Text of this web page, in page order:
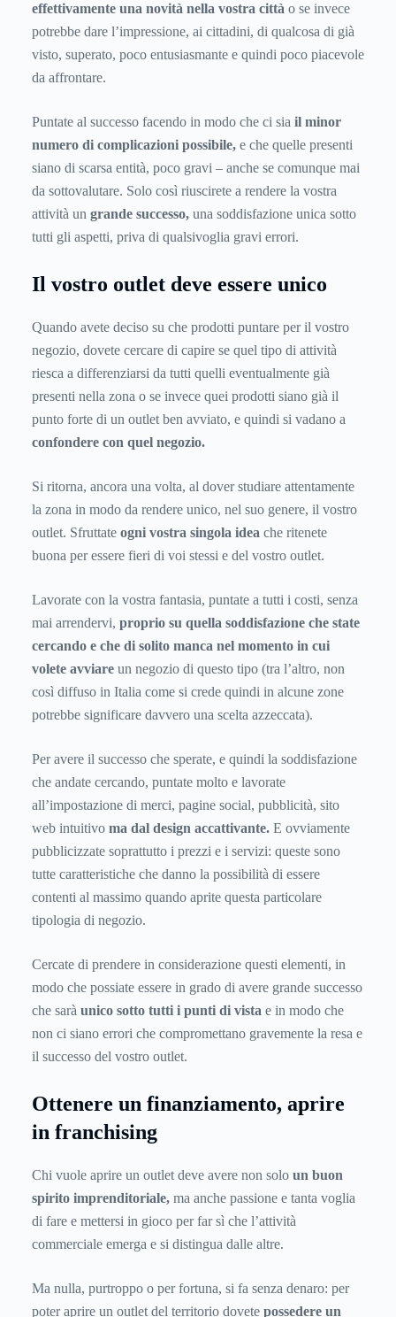
effettivamente una novità nella vostra città o se invece
potrebbe dare l’impressione, ai cittadini, di qualcosa di già
visto, superato, poco entusiasmante e quindi poco piacevole
da affrontare.
Puntate al successo facendo in modo che ci sia il minor
numero di complicazioni possibile, e che quelle presenti
siano di scarsa entità, poco gravi – anche se comunque mai
da sottovalutare. Solo così riuscirete a rendere la vostra
attività un grande successo, una soddisfazione unica sotto
tutti gli aspetti, priva di qualsivoglia gravi errori.
Il vostro outlet deve essere unico
Quando avete deciso su che prodotti puntare per il vostro
negozio, dovete cercare di capire se quel tipo di attività
riesca a differenziarsi da tutti quelli eventualmente già
presenti nella zona o se invece quei prodotti siano già il
punto forte di un outlet ben avviato, e quindi si vadano a
confondere con quel negozio.
Si ritorna, ancora una volta, al dover studiare attentamente
la zona in modo da rendere unico, nel suo genere, il vostro
outlet. Sfruttate ogni vostra singola idea che ritenete
buona per essere fieri di voi stessi e del vostro outlet.
Lavorate con la vostra fantasia, puntate a tutti i costi, senza
mai arrendervi, proprio su quella soddisfazione che state
cercando e che di solito manca nel momento in cui
volete avviare un negozio di questo tipo (tra l’altro, non
così diffuso in Italia come si crede quindi in alcune zone
potrebbe significare davvero una scelta azzeccata).
Per avere il successo che sperate, e quindi la soddisfazione
che andate cercando, puntate molto e lavorate
all’impostazione di merci, pagine social, pubblicità, sito
web intuitivo ma dal design accattivante. E ovviamente
pubblicizzate soprattutto i prezzi e i servizi: queste sono
tutte caratteristiche che danno la possibilità di essere
contenti al massimo quando aprite questa particolare
tipologia di negozio.
Cercate di prendere in considerazione questi elementi, in
modo che possiate essere in grado di avere grande successo
che sarà unico sotto tutti i punti di vista e in modo che
non ci siano errori che compromettano gravemente la resa e
il successo del vostro outlet.
Ottenere un finanziamento, aprire
in franchising
Chi vuole aprire un outlet deve avere non solo un buon
spirito imprenditoriale, ma anche passione e tanta voglia
di fare e mettersi in gioco per far sì che l’attività
commerciale emerga e si distingua dalle altre.
Ma nulla, purtroppo o per fortuna, si fa senza denaro: per
poter aprire un outlet del territorio dovete possedere un